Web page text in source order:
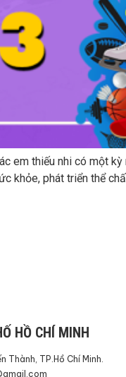
em thiếu nhi có một
khỏe, phát triển thể
HỒ CHÍ MINH
Thành, TP.Hồ Chí Minh.